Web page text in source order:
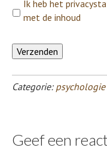
Ik heb het
met de inhoud
Verzenden
Categorie: psychologie
Geef een